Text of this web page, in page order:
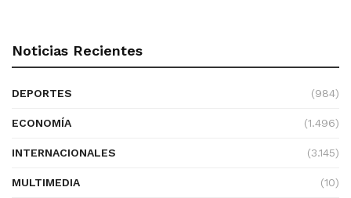
Noticias Recientes
DEPORTES (984)
ECONOMÍA (1.496)
INTERNACIONALES (3.145)
MULTIMEDIA (10)